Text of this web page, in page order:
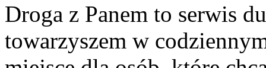
Droga z Panem to serwis
towarzyszem w